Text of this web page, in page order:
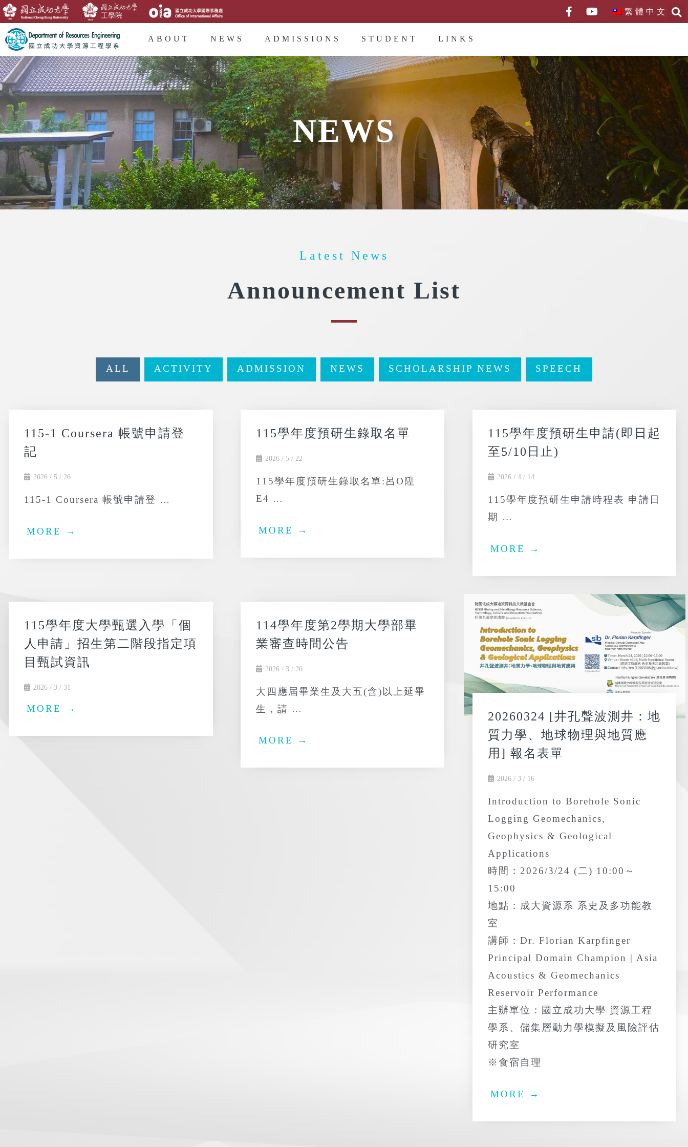
繁體中文
ABOUT NEWS ADMISSIONS STUDENT LINKS
NEWS
Latest News
Announcement List
ALL ACTIVITY ADMISSION NEWS SCHOLARSHIP NEWS SPEECH
115-1 Coursera 帳號申請登
記
2026 / 5 / 26
115-1 Coursera 帳號申請登 …
MORE →
115學年度預研生錄取名單
2026 / 5 / 22
115學年度預研生錄取名單:呂O陞
E4 …
MORE →
115學年度預研生申請(即日起
至5/10日止)
2026 / 4 / 14
115學年度預研生申請時程表 申請日
期 …
MORE →
115學年度大學甄選入學「個
人申請」招生第二階段指定項
目甄試資訊
2026 / 3 / 31
MORE →
114學年度第2學期大學部畢
業審查時間公告
2026 / 3 / 20
大四應屆畢業生及大五(含)以上延畢
生，請 …
MORE →
20260324 [井孔聲波測井：地
質力學、地球物理與地質應
用] 報名表單
2026 / 3 / 16
Introduction to Borehole Sonic
Logging Geomechanics,
Geophysics & Geological
Applications
時間：2026/3/24 (二) 10:00～
15:00
地點：成大資源系 系史及多功能教
室
講師：Dr. Florian Karpfinger
Principal Domain Champion | Asia
Acoustics & Geomechanics
Reservoir Performance
主辦單位：國立成功大學 資源工程
學系、儲集層動力學模擬及風險評估
研究室
※食宿自理
MORE →